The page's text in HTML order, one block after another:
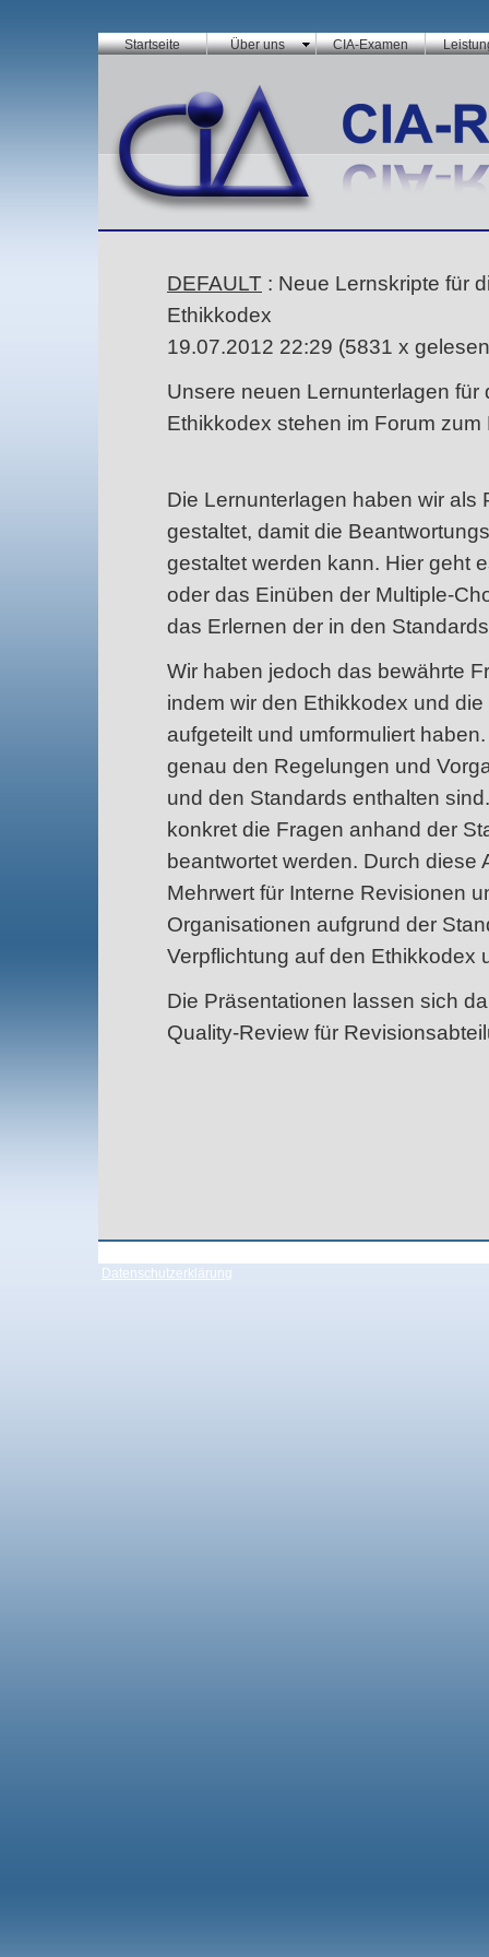
Startseite Über uns CIA-Examen
DEFAULT : Neue Lernskripte für
Ethikkodex
19.07.2012 22:29 (5831 x gelesen
Unsere neuen Lernunterlagen für
Ethikkodex stehen im Forum zum
Die Lernunterlagen haben wir als
gestaltet, damit die
gestaltet werden kann. Hier geht
oder das Einüben der Multiple-
das Erlernen der in den
Wir haben jedoch das bewährte
indem wir den Ethikkodex und
aufgeteilt und umformuliert
genau den Regelungen und
und den Standards enthalten
konkret die Fragen anhand der
beantwortet werden. Durch diese
Mehrwert für Interne Revisionen
Organisationen aufgrund der
Verpflichtung auf den Ethikkodex
Die Präsentationen lassen sich
Quality-Review für
Datenschutzerklärung